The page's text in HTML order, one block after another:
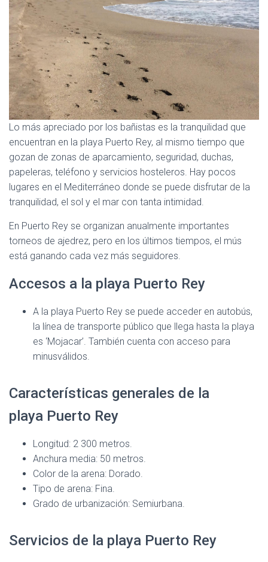
Lo más apreciado por los bañistas es la tranquilidad que
encuentran en la playa Puerto Rey, al mismo tiempo que
gozan de zonas de aparcamiento, seguridad, duchas,
papeleras, teléfono y servicios hosteleros. Hay pocos
lugares en el Mediterráneo donde se puede disfrutar de la
tranquilidad, el sol y el mar con tanta intimidad.
En Puerto Rey se organizan anualmente importantes
torneos de ajedrez, pero en los últimos tiempos, el mús
está ganando cada vez más seguidores.
Accesos a la playa Puerto Rey
A la playa Puerto Rey se puede acceder en autobús,
la línea de transporte público que llega hasta la playa
es ‘Mojacar’. También cuenta con acceso para
minusválidos.
Características generales de la
playa Puerto Rey
Longitud: 2 300 metros.
Anchura media: 50 metros.
Color de la arena: Dorado.
Tipo de arena: Fina.
Grado de urbanización: Semiurbana.
Servicios de la playa Puerto Rey